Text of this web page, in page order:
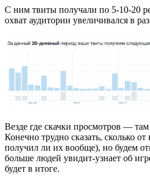
С ним твиты получали по 5-10-20
охват аудитории увеличивался в
Везде где скачки просмотров —
Конечно трудно сказать, сколько
получил ли их вообще), но будем
больше людей увидит-узнает об
будет в итоге.